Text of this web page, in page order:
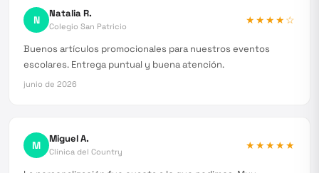
N Natalia R.
Colegio San Patricio
★★★★☆
Buenos artículos promocionales para nuestros eventos
escolares. Entrega puntual y buena atención.
junio de 2026
M Miguel A.
Clínica del Country
★★★★★